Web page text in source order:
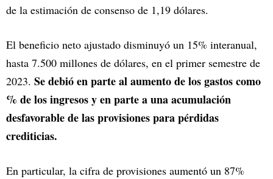
de la estimación de consenso de 1,19 dólares.
El beneficio neto ajustado disminuyó un 15% interanual,
hasta 7.500 millones de dólares, en el primer semestre de
2023. Se debió en parte al aumento de los gastos como
% de los ingresos y en parte a una acumulación
desfavorable de las provisiones para pérdidas
crediticias.
En particular, la cifra de provisiones aumentó un 87%